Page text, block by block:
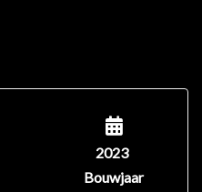
2023
Bouwjaar